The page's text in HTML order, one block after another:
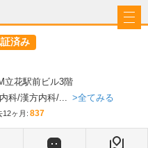
済み
立花駅前ビル3階
科 漢方内科 ... 全てみる
12ヶ月: 837